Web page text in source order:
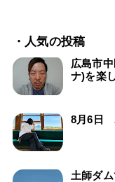
・人気の投稿
広島市
ナ)を楽
8月6日
土師ダ